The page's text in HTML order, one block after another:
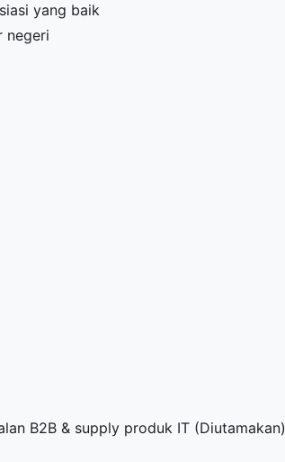
yang baik
negeri
B2B & supply produk IT (Diutamakan)